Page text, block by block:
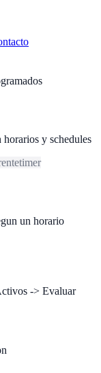
horarios y schedules
timer
un horario
-> Evaluar